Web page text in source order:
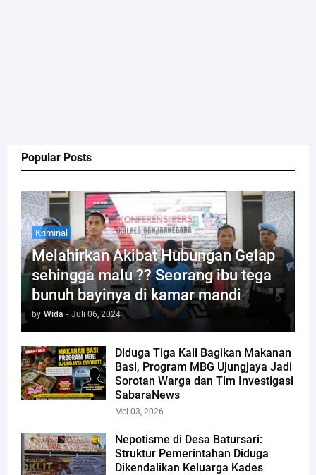
Popular Posts
Kriminal
Melahirkan Akibat Hubungan Gelap
sehingga malu ?? Seorang ibu tega
bunuh bayinya di kamar mandi
by Wida - Juli 06, 2024
Diduga Tiga Kali Bagikan Makanan
Basi, Program MBG Ujungjaya Jadi
Sorotan Warga dan Tim Investigasi
SabaraNews
Mei 03, 2026
Nepotisme di Desa Batursari:
Struktur Pemerintahan Diduga
Dikendalikan Keluarga Kades